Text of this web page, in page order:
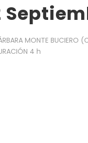
MONTE BUCIERO
4 h